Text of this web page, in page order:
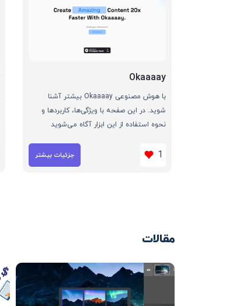
Okaaaay
با هوش مصنوعی Okaaaay بیشتر آشنا
شوید. در این صفحه با ویژگی‌ها، کاربردها و
نحوه استفاده از این ابزار آگاه می‌شوید
1 جزئیات بیشتر
مقالات